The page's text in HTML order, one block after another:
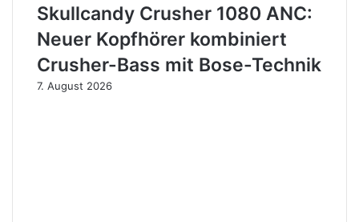
Skullcandy Crusher 1080 ANC:
Neuer Kopfhörer kombiniert
Crusher-Bass mit Bose-Technik
7. August 2026